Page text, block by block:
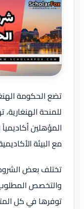
تضع الحكومة
للمنحة
المؤهلين
مع البيئة
تختلف بعض
والتخصص
توفرها في كل